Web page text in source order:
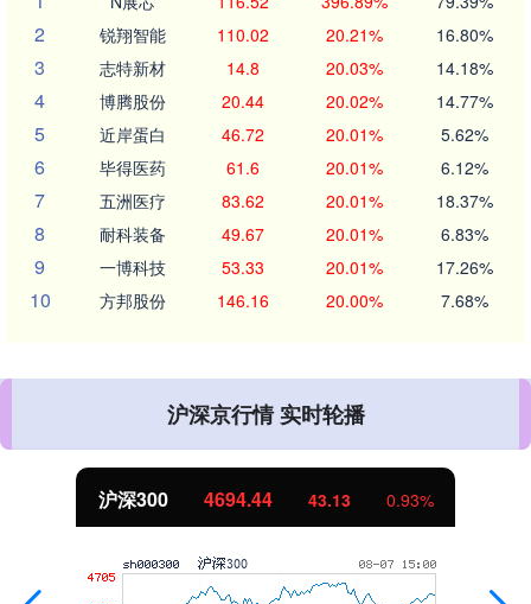
2 锐翔智能 110.02 20.21% 16.80%
3 志特新材 14.8 20.03% 14.18%
4 博腾股份 20.44 20.02% 14.77%
5 近岸蛋白 46.72 20.01% 5.62%
6 毕得医药 61.6 20.01% 6.12%
7 五洲医疗 83.62 20.01% 18.37%
8 耐科装备 49.67 20.01% 6.83%
9 一博科技 53.33 20.01% 17.26%
10 方邦股份 146.16 20.00% 7.68%
沪深京行情 实时轮播
沪深300 4694.44 43.13 0.93%